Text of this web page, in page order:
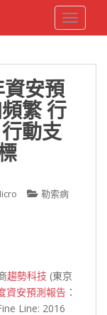
安預
繁 行
動支
勒索病
趨勢科技 (東京
資安預測報告 ：
Line: 2016